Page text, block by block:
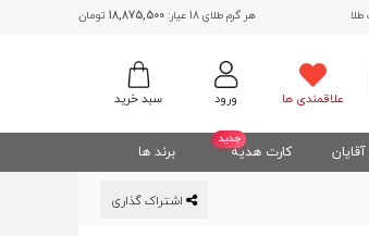
هر گرم طلای 18 عیار: 18,875,500 تومان
سبد خرید ورود علاقمندی ها
جدید
کارت هدیه برند ها